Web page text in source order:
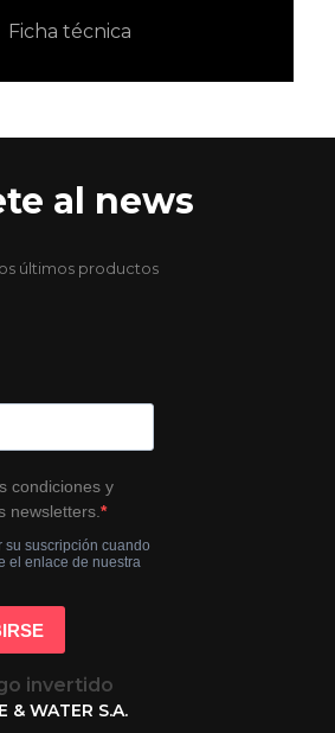
Ficha técnica
al news
últimos productos
& WATER S.A.